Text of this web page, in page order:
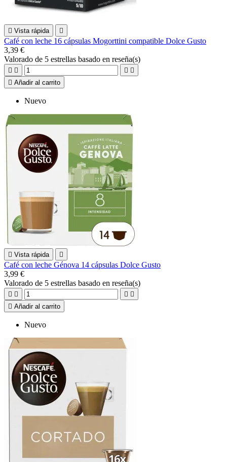
 Vista rápida 
Café con leche 16 cápsulas Mogorttini compatible Dolce Gusto
3,39 €
Valorado de 5 estrellas basado en reseña(s)
   
 Añadir al carrito
Nuevo
 Vista rápida 
Café con leche Génova 14 cápsulas Dolce Gusto
3,99 €
Valorado de 5 estrellas basado en reseña(s)
   
 Añadir al carrito
Nuevo